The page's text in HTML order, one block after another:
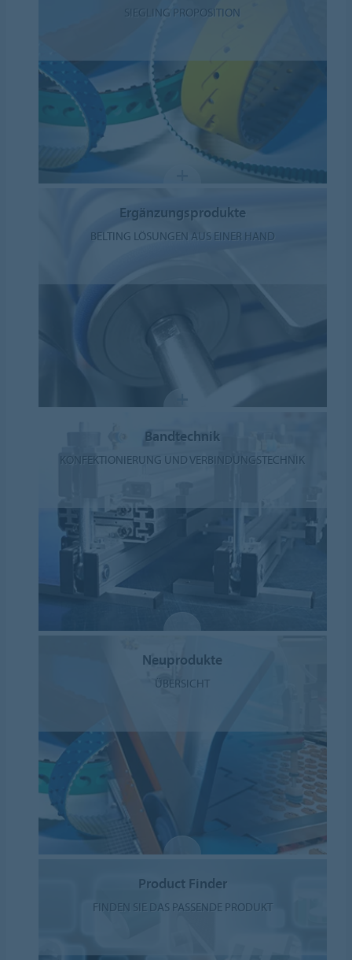
SIEGLING PROPOSITION
Ergänzungsprodukte
BELTING LÖSUNGEN AUS EINER HAND
Bandtechnik
KONFEKTIONIERUNG UND VERBINDUNGSTECHNIK
Neuprodukte
ÜBERSICHT
Product Finder
FINDEN SIE DAS PASSENDE PRODUKT